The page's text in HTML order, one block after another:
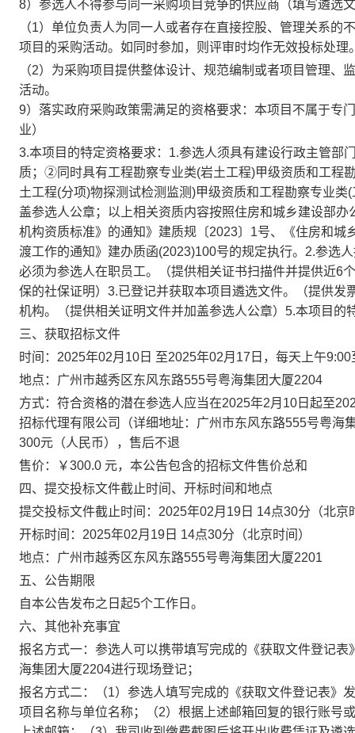
8）参选人不得参与同一采购项目竞争的供应商（填写遴选
（1）单位负责人为同一人或者存在直接控股、管理关系
项目的采购活动。如同时参加，则评审时均作无效投标处理
（2）为采购项目提供整体设计、规范编制或者项目管理
活动。
9）落实政府采购政策需满足的资格要求：本项目不属于专
业）
3.本项目的特定资格要求：1.参选人须具有建设行政主管
质；②同时具有工程勘察专业类(岩土工程)甲级资质和工程
土工程(分项)物探测试检测监测)甲级资质和工程勘察专业
盖参选人公章；以上相关资质内容按照住房和城乡建设部
机构资质标准》的通知》建质规〔2023〕1号、《住房和
渡工作的通知》建办质函(2023)100号的规定执行。2.参选
必须为参选人在职员工。（提供相关证书扫描件并提供近6
保的社保证明）3.已登记并获取本项目遴选文件。（提供
机构。（提供相关证明文件并加盖参选人公章）5.本项目的
三、获取招标文件
时间：2025年02月10日 至2025年02月17日，每天上午
地点：广州市越秀区东风东路555号粤海集团大厦2204
方式：符合资格的潜在参选人应当在2025年2月10日起至
招标代理有限公司（详细地址：广州市东风东路555号粤海
300元（人民币），售后不退
售价：￥300.0 元，本公告包含的招标文件售价总和
四、提交投标文件截止时间、开标时间和地点
提交投标文件截止时间：2025年02月19日 14点30分（北京
开标时间：2025年02月19日 14点30分（北京时间）
地点：广州市越秀区东风东路555号粤海集团大厦2201
五、公告期限
自本公告发布之日起5个工作日。
六、其他补充事宜
报名方式一：参选人可以携带填写完成的《获取文件登记
海集团大厦2204进行现场登记；
报名方式二：（1）参选人填写完成的《获取文件登记表》
项目名称与单位名称；（2）根据上述邮箱回复的银行账号